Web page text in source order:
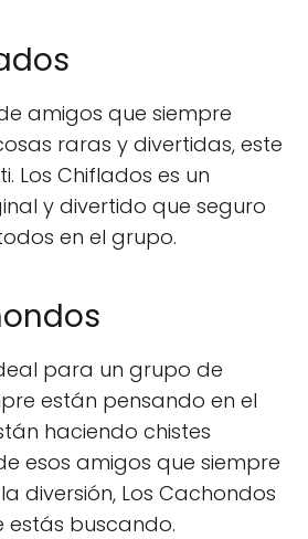
amigos que siempre
raras y divertidas, este
Los Chiflados es un
y divertido que seguro
en el grupo.
para un grupo de
están pensando en el
haciendo chistes
esos amigos que siempre
diversión, Los Cachondos
estás buscando.